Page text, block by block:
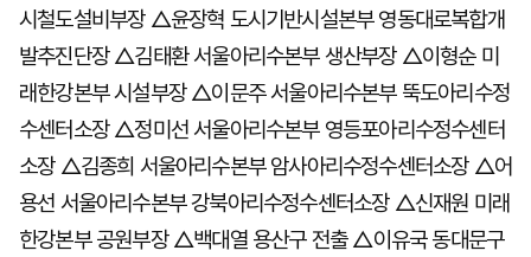
시철도설비부장 △윤장혁 도시기반시설본부 영동대로복합개
발추진단장 △김태환 서울아리수본부 생산부장 △이형순 미
래한강본부 시설부장 △이문주 서울아리수본부 뚝도아리수정
수센터소장 △정미선 서울아리수본부 영등포아리수정수센터
소장 △김종희 서울아리수본부 암사아리수정수센터소장 △어
용선 서울아리수본부 강북아리수정수센터소장 △신재원 미래
한강본부 공원부장 △백대열 용산구 전출 △이유국 동대문구